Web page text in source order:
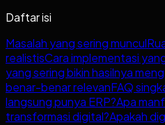
Daftar isi
Masalah yang sering muncul
realistisCara implementasi
yang sering bikin hasilnya
benar-benar relevanFAQ
langsung punya ERP?Apa
transformasi digital?Apakah